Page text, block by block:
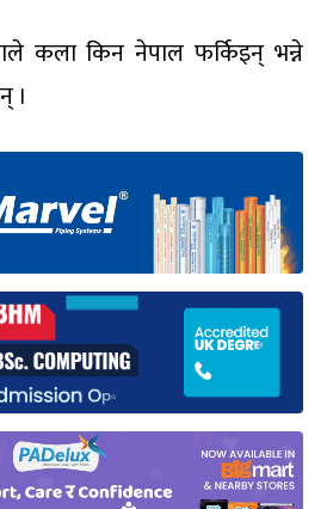
कला किन नेपाल फर्किइन् भन्ने
।